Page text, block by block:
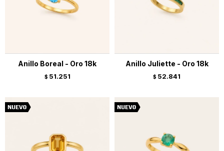
Anillo Boreal - Oro 18k
$ 51.251
Anillo Juliette - Oro 18k
$ 52.841